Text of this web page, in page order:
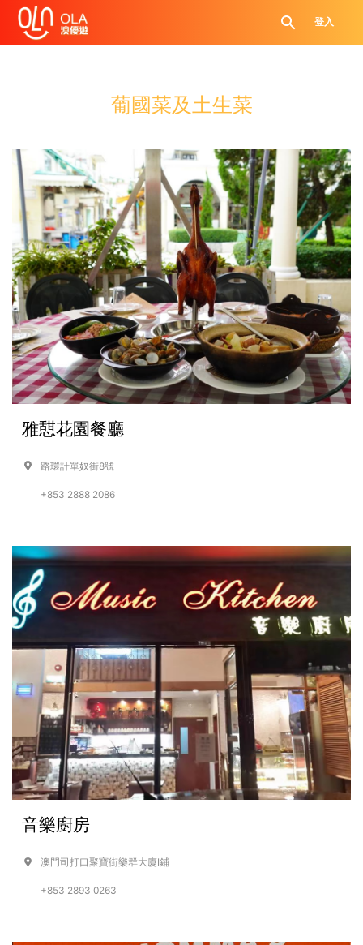
登入
葡國菜及土生菜
雅憇花園餐廳
路環計單奴街8號
+853 2888 2086
音樂廚房
澳門司打口聚寶街樂群大廈I鋪
+853 2893 0263